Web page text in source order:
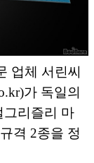
업체 서린씨
가 독일의
그리즐리 마
격 2종을 정